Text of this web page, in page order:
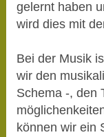
gelernt haben
wird dies mit
Bei der Musik
wir den
Schema -, den
können wir ein